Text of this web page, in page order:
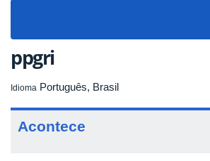
ppgri
Idioma Português, Brasil
Acontece